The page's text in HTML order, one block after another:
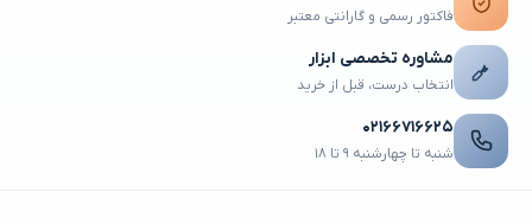
فاکتور رسمی و گارانتی معتبر
مشاوره تخصصی ابزار
انتخاب درست، قبل از خرید
۰۲۱۶۶۷۱۶۶۲۵
شنبه تا چهارشنبه ۹ تا ۱۸